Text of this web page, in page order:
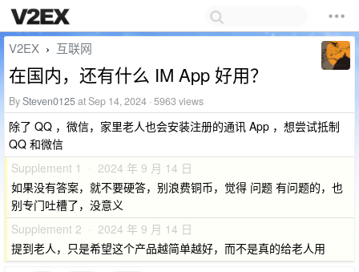
V2EX › 互联网
在国内，还有什么 IM App 好用？
BySteven0125at Sep 14, 2024 · 5963 views
除了 QQ ，微信，家里老人也会安装注册的通讯 App ，想尝试抵制
QQ 和微信
Supplement 1 · 2024 年 9 月 14 日
如果没有答案，就不要硬答，别浪费铜币，觉得 问题 有问题的，也
别专门吐槽了，没意义
Supplement 2 · 2024 年 9 月 14 日
提到老人，只是希望这个产品越简单越好，而不是真的给老人用